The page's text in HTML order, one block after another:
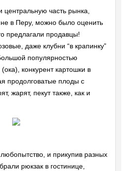
часть рынка,
в Перу, можно было оценить
предлагали продавцы!
даже клубни “в крапинку”
популярностью
конкурент картошки в
продолговатые плоды с
жарят, пекут также, как и
и прикупив разных
рюкзак в гостинице,